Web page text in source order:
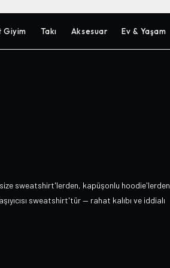
Giyim Takı Aksesuar Ev & Yaşam
sweatshirt'lerden, kapüşonlu hoodie'lerden
sweatshirt'tür — rahat kalıbı ve iddialı